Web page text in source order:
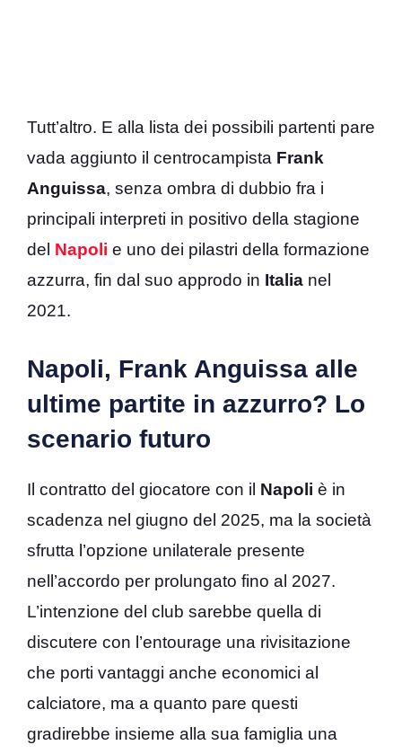
Tutt’altro. E alla lista dei possibili partenti pare
vada aggiunto il centrocampista Frank
Anguissa, senza ombra di dubbio fra i
principali interpreti in positivo della stagione
del Napoli e uno dei pilastri della formazione
azzurra, fin dal suo approdo in Italia nel
2021.
Napoli, Frank Anguissa alle
ultime partite in azzurro? Lo
scenario futuro
Il contratto del giocatore con il Napoli è in
scadenza nel giugno del 2025, ma la società
sfrutta l’opzione unilaterale presente
nell’accordo per prolungato fino al 2027.
L’intenzione del club sarebbe quella di
discutere con l’entourage una rivisitazione
che porti vantaggi anche economici al
calciatore, ma a quanto pare questi
gradirebbe insieme alla sua famiglia una